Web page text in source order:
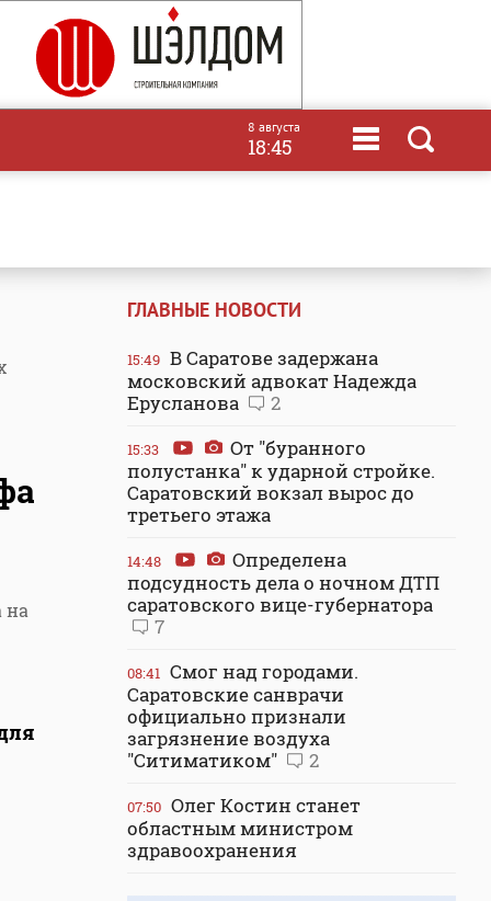
8 августа
18:45
на
ГЛАВНЫЕ НОВОСТИ
15:49 В Саратове задержана
московский адвокат Надежда
Ерусланова
2
15:33
От "буранного
полустанка" к ударной стройке.
Саратовский вокзал вырос до
третьего этажа
14:48
Определена
подсудность дела о ночном ДТП
саратовского вице-губернатора
7
08:41 Смог над городами.
Саратовские санврачи
официально признали
загрязнение воздуха
"Ситиматиком"
2
07:50 Олег Костин станет
областным министром
здравоохранения